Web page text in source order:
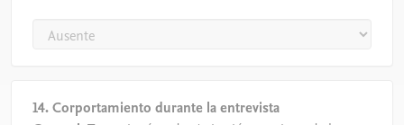
14. Corportamiento durante la entrevista